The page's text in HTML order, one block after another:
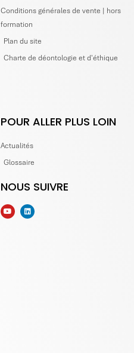
Conditions générales de vente | hors
formation
Plan du site
Charte de déontologie et d'éthique
POUR ALLER PLUS LOIN
Actualités
Glossaire
NOUS SUIVRE